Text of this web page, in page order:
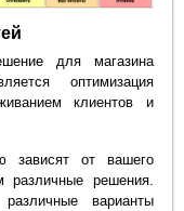
для магазина
оптимизация
клиентов и
зависят от вашего
различные решения.
варианты